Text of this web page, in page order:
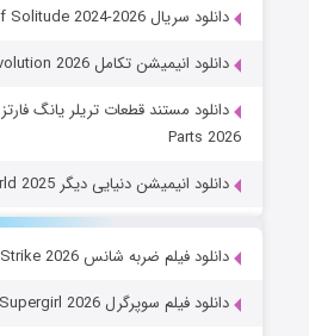
دانلود سریال One Hundred Years of Solitude 2024-2026
دانلود انیمیشن تکامل Evolution 2026
Parts 2026
دانلود انیمیشن دنیایی دیگر Another World 2025
دانلود فیلم ضربه شانس Lucky Strike 2026
دانلود فیلم سوپرگرل Supergirl 2026